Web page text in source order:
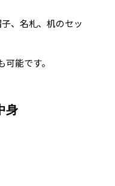
、名札、机のセッ
能です。
身